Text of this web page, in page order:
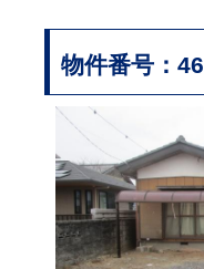
物件番号：46